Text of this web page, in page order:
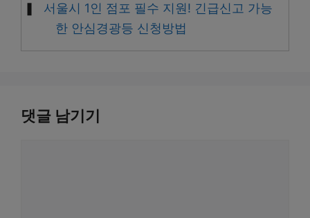
서울시 1인 점포 필수 지원! 긴급신고 가능
한 안심경광등 신청방법
댓글 남기기